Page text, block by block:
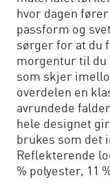
hvor dagen
passform og
sørger for at du
morgentur til du
som skjer
overdelen en
avrundede
hele designet
brukes som det
Reflekterende
% polyester, 11